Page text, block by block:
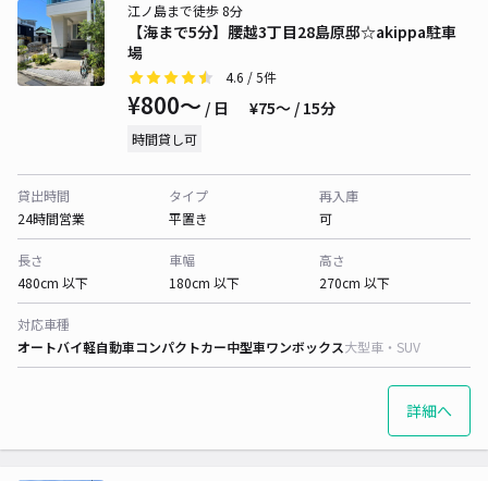
【海まで5分】腰越3丁目28島原邸☆akippa駐車
場
江ノ島まで徒歩 8分
4.6 / 5件
¥800〜 / 日 ¥75〜 / 15分
時間貸し可
貸出時間
24時間営業
タイプ
平置き
再入庫
可
長さ
480cm 以下
車幅
180cm 以下
高さ
270cm 以下
対応車種
オートバイ軽自動車コンパクトカー中型車ワンボックス大型車・SUV
詳細へ